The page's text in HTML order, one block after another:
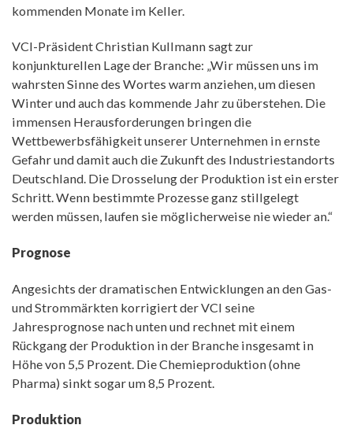
kommenden Monate im Keller.
VCI-Präsident Christian Kullmann sagt zur
konjunkturellen Lage der Branche: „Wir müssen uns im
wahrsten Sinne des Wortes warm anziehen, um diesen
Winter und auch das kommende Jahr zu überstehen. Die
immensen Herausforderungen bringen die
Wettbewerbsfähigkeit unserer Unternehmen in ernste
Gefahr und damit auch die Zukunft des Industriestandorts
Deutschland. Die Drosselung der Produktion ist ein erster
Schritt. Wenn bestimmte Prozesse ganz stillgelegt
werden müssen, laufen sie möglicherweise nie wieder an.“
Prognose
Angesichts der dramatischen Entwicklungen an den Gas-
und Strommärkten korrigiert der VCI seine
Jahresprognose nach unten und rechnet mit einem
Rückgang der Produktion in der Branche insgesamt in
Höhe von 5,5 Prozent. Die Chemieproduktion (ohne
Pharma) sinkt sogar um 8,5 Prozent.
Produktion